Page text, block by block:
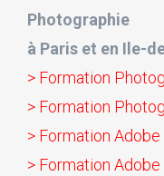
Photographie
à Paris et en Ile-
> Formation
> Formation
> Formation
> Formation